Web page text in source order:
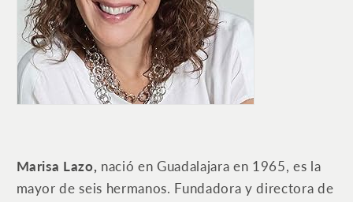
Marisa Lazo, nació en Guadalajara en 1965, es la
mayor de seis hermanos. Fundadora y directora de